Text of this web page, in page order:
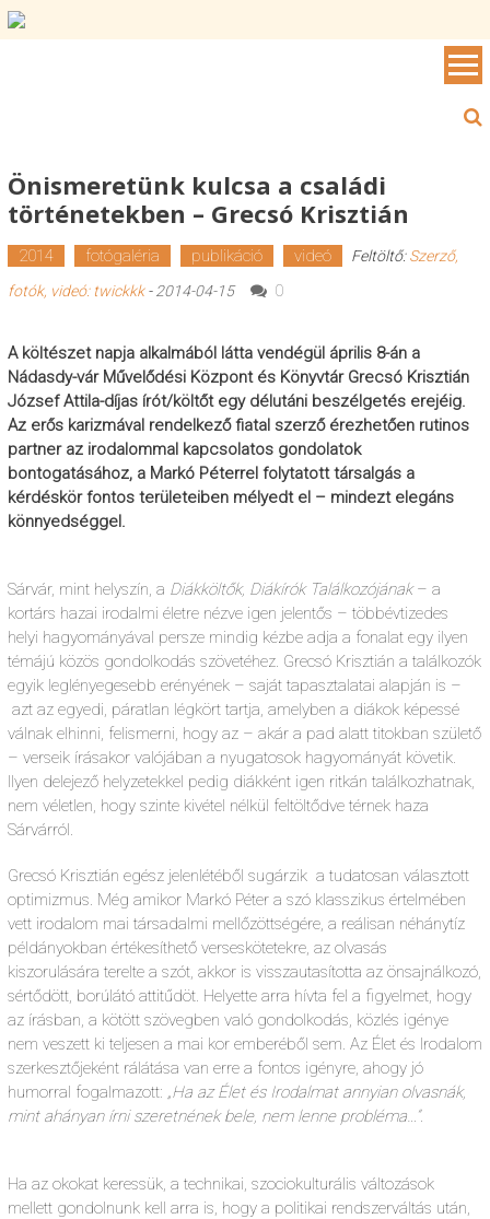
Skip to content
Önismeretünk kulcsa a családi
történetekben – Grecsó Krisztián
2014 fotógaléria publikáció videó Feltöltő:Szerző,
fotók, videó: twickkk- 2014-04-15 0
A költészet napja alkalmából látta vendégül április 8-án a
Nádasdy-vár Művelődési Központ és Könyvtár Grecsó Krisztián
József Attila-díjas írót/költőt egy délutáni beszélgetés erejéig.
Az erős karizmával rendelkező fiatal szerző érezhetően rutinos
partner az irodalommal kapcsolatos gondolatok
bontogatásához, a Markó Péterrel folytatott társalgás a
kérdéskör fontos területeiben mélyedt el – mindezt elegáns
könnyedséggel.
Sárvár, mint helyszín, a Diákköltők, Diákírók Találkozójának– a
kortárs hazai irodalmi életre nézve igen jelentős – többévtizedes
helyi hagyományával persze mindig kézbe adja a fonalat egy ilyen
témájú közös gondolkodás szövetéhez. Grecsó Krisztián a találkozók
egyik leglényegesebb erényének – saját tapasztalatai alapján is –
azt az egyedi, páratlan légkört tartja, amelyben a diákok képessé
válnak elhinni, felismerni, hogy az – akár a pad alatt titokban születő
– verseik írásakor valójában a nyugatosok hagyományát követik.
Ilyen delejező helyzetekkel pedig diákként igen ritkán találkozhatnak,
nem véletlen, hogy szinte kivétel nélkül feltöltődve térnek haza
Sárvárról.
Grecsó Krisztián egész jelenlétéből sugárzik a tudatosan választott
optimizmus. Még amikor Markó Péter a szó klasszikus értelmében
vett irodalom mai társadalmi mellőzöttségére, a reálisan néhánytíz
példányokban értékesíthető verseskötetekre, az olvasás
kiszorulására terelte a szót, akkor is visszautasította az önsajnálkozó,
sértődött, borúlátó attitűdöt. Helyette arra hívta fel a figyelmet, hogy
az írásban, a kötött szövegben való gondolkodás, közlés igénye
nem veszett ki teljesen a mai kor emberéből sem. Az Élet és Irodalom
szerkesztőjeként rálátása van erre a fontos igényre, ahogy jó
humorral fogalmazott: „Ha az Élet és Irodalmat annyian olvasnák,
mint ahányan írni szeretnének bele, nem lenne probléma…”.
Ha az okokat keressük, a technikai, szociokulturális változások
mellett gondolnunk kell arra is, hogy a politikai rendszerváltás után,